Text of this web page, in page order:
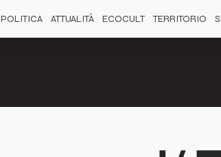
POLITICA ATTUALITÀ ECOCULT TERRITORIO